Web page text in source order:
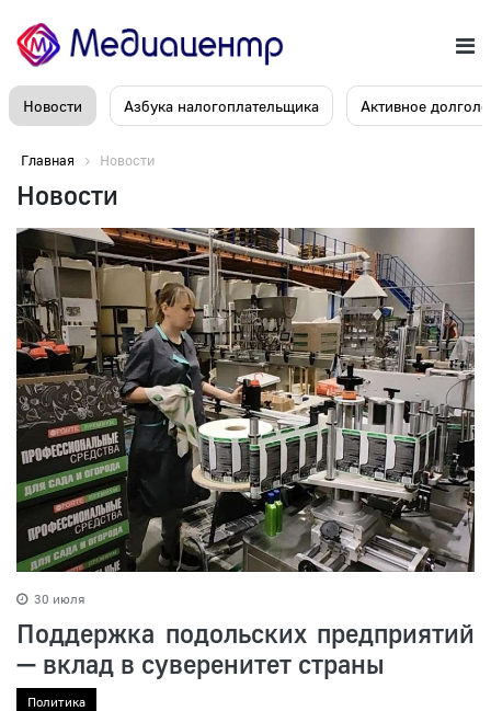
Новости Азбука налогоплательщика Активное
Главная Новости
Новости
30 июля
Поддержка подольских предприятий
— вклад в суверенитет страны
Политика